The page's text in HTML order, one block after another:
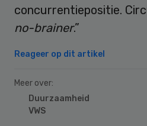
concurrentiepositie.
no-brainer.”
Reageer op dit artikel
Meer over:
Duurzaamheid
VWS